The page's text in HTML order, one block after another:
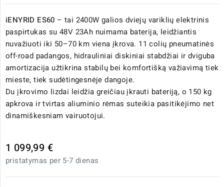
iENYRID ES60 – tai 2400W galios dviejų variklių elektrinis
paspirtukas su 48V 23Ah nuimama baterija, leidžiantis
nuvažiuoti iki 50–70 km viena įkrova. 11 colių pneumatinės
off-road padangos, hidrauliniai diskiniai stabdžiai ir dviguba
amortizacija užtikrina stabilų bei komfortišką važiavimą tiek
mieste, tiek sudėtingesnėje dangoje.
Du įkrovimo lizdai leidžia greičiau įkrauti bateriją, o 150 kg
apkrova ir tvirtas aliuminio rėmas suteikia pasitikėjimo net
dinamiškesniam vairuotojui.
1 099,99 €
pristatymas per 5-7 dienas